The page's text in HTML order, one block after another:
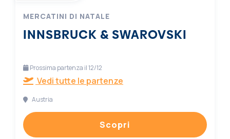
MERCATINI DI NATALE
INNSBRUCK & SWAROVSKI
Prossima partenza il 12/12
Vedi tutte le partenze
Austria
Scopri